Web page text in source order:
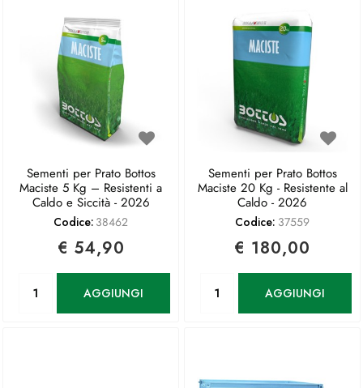
Sementi per Prato Bottos
Maciste 5 Kg – Resistenti a
Caldo e Siccità - 2026
Codice: 38462
€ 54,90
AGGIUNGI
Sementi per Prato Bottos
Maciste 20 Kg - Resistente al
Caldo - 2026
Codice: 37559
€ 180,00
AGGIUNGI